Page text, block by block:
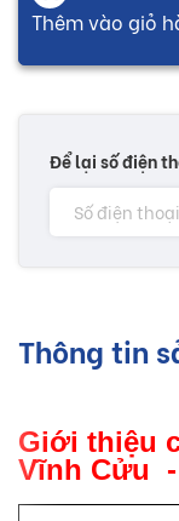
Thêm vào giỏ
Để lại số điện
Thông tin
Giới thiệu
Vĩnh Cửu